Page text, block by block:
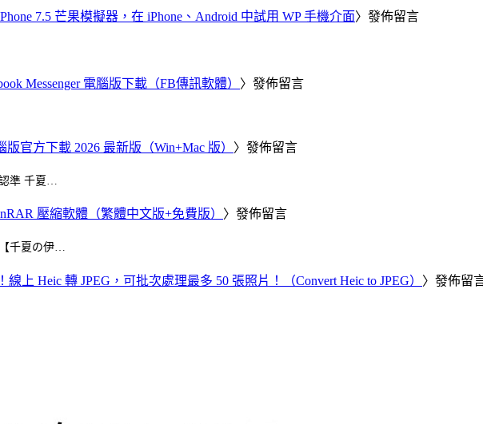
7.5 芒果模擬器，在 iPhone、Android 中試用 WP 手機介面〉發佈留言
Messenger 電腦版下載（FB傳訊軟體） 〉發佈留言
版官方下載 2026 最新版（Win+Mac 版） 〉發佈留言
準 千夏…
壓縮軟體（繁體中文版+免費版） 〉發佈留言
千夏の伊…
線上 Heic 轉 JPEG，可批次處理最多 50 張照片！（Convert Heic to JPEG） 〉發佈留